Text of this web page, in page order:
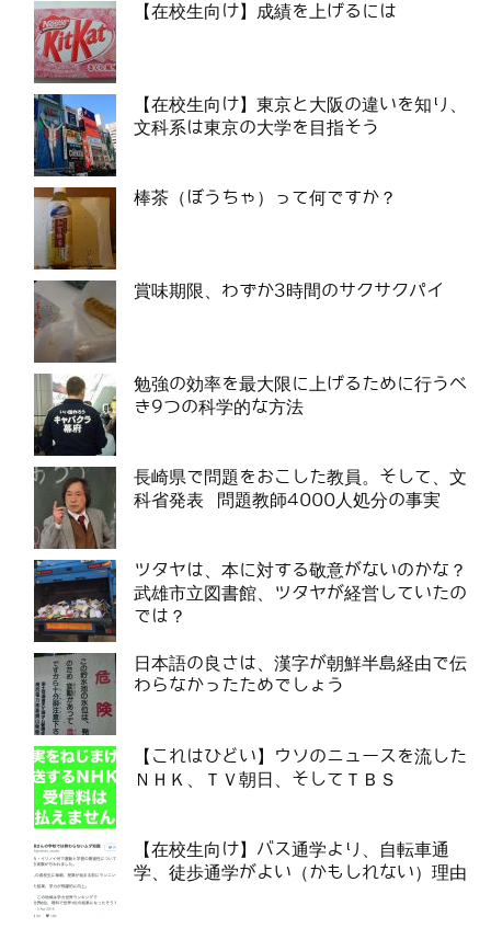
【在校生向け】成績を上げるには
【在校生向け】東京と大阪の違いを知り、
文科系は東京の大学を目指そう
棒茶（ぼうちゃ）って何ですか？
賞味期限、わずか3時間のサクサクパイ
勉強の効率を最大限に上げるために行うべ
き9つの科学的な方法
長崎県で問題をおこした教員。そして、文
科省発表 問題教師4000人処分の事実
ツタヤは、本に対する敬意がないのかな？
武雄市立図書館、ツタヤが経営していたの
では？
日本語の良さは、漢字が朝鮮半島経由で伝
わらなかったためでしょう
【これはひどい】ウソのニュースを流した
ＮＨＫ、ＴＶ朝日、そしてＴＢＳ
【在校生向け】バス通学より、自転車通
学、徒歩通学がよい（かもしれない）理由